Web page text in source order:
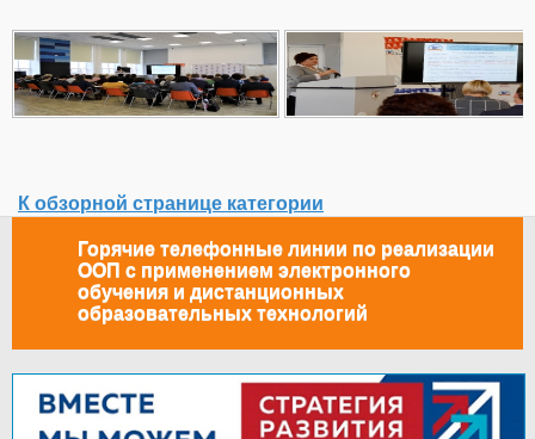
К обзорной странице категории
Горячие телефонные линии по реализации
ООП с применением электронного
обучения и дистанционных
образовательных технологий